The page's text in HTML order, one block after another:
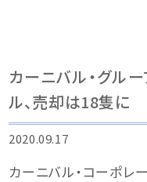
カーニバル・グル
ル、売却は18隻に
2020.09.17
カーニバル・コーポレ